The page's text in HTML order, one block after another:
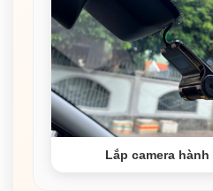
Lắp camera